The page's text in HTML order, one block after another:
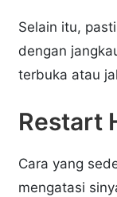
Selain itu,
dengan
terbuka atau
Restart
Cara yang
mengatasi